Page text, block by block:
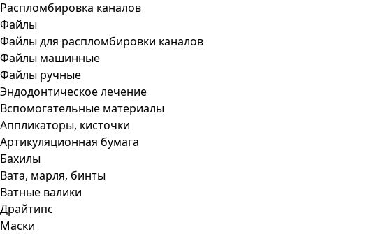
Распломбировка каналов
Файлы
Файлы для распломбировки каналов
Файлы машинные
Файлы ручные
Эндодонтическое лечение
Вспомогательные материалы
Аппликаторы, кисточки
Артикуляционная бумага
Бахилы
Вата, марля, бинты
Ватные валики
Драйтипс
Маски